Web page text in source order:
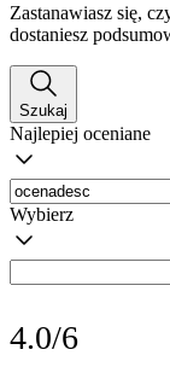
Zastanawiasz się,
dostaniesz
Szukaj
Najlepiej oceniane
Wybierz
4.0/6